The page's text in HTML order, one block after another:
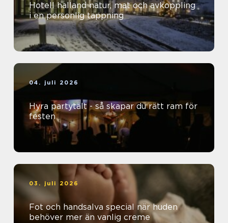
Hotell halland natur, mat och avkoppling
i en personlig tappning
04. juli 2026
Hyra partytält - så skapar du rätt ram för
festen
03. juli 2026
Fot och handsalva special när huden
behöver mer än vanlig creme